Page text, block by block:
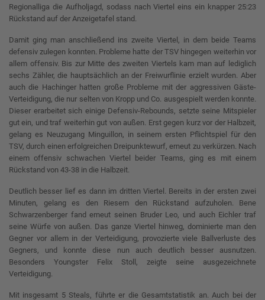
Regionalliga die Aufholjagd, sodass nach Viertel eins ein knapper 25:23
Rückstand auf der Anzeigetafel stand.
Damit ging man anschließend ins zweite Viertel, in dem beide Teams
defensiv zulegen konnten. Probleme hatte der TSV hingegen weiterhin vor
allem offensiv. Bis zur Mitte des zweiten Viertels kam man auf lediglich
sechs Zähler, die hauptsächlich an der Freiwurflinie erzielt wurden. Aber
auch die Hachinger hatten große Probleme mit der aggressiven Gäste-
Verteidigung, die nur selten von Kropp und Co. ausgespielt werden konnte.
Dieser erarbeitet sich einige Defensiv-Rebounds, setzte seine Mitspieler
gut ein, und traf weiterhin gut von außen. Erst gegen kurz vor der Halbzeit,
gelang es Neuzugang Minguillon, in seinem ersten Pflichtspiel für den
TSV, durch einen erfolgreichen Dreipunktewurf, erneut zu verkürzen. Nach
einem offensiv schwachen Viertel beider Teams, ging es mit einem
Rückstand von 43-38 in die Halbzeit.
Deutlich besser lief es dann im dritten Viertel. Bereits in der ersten zwei
Minuten, gelang es den Riesern den Rückstand aufzuholen. Bene
Schwarzenberger fand erneut seinen Bruder Leo, und auch Eichler traf
seine Würfe von außen. Das ganze Viertel hinweg, dominierte man den
Gegner vor allem in der Verteidigung, provozierte viele Ballverluste des
Gegners, und konnte diese nun auch deutlich besser ausnutzen.
Besonders Youngster Felix Stoll, zeigte seine ausgezeichnete
Verteidigung.
Mit insgesamt 5 Steals, führte er die Gesamtstatistik an. Auch bei der